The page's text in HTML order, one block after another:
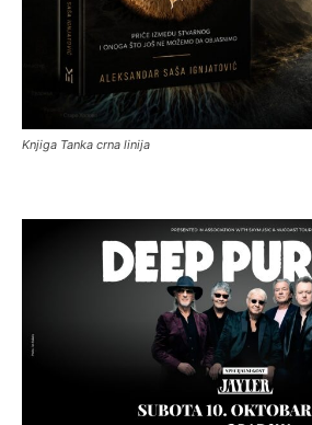
Knjiga Tanka crna linija